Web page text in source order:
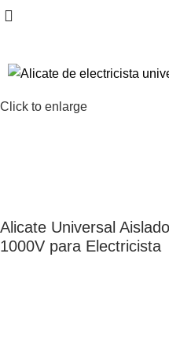
Click to enlarge
Alicate Universal
1000V para Electricista